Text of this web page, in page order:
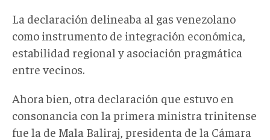
La declaración delineaba al gas venezolano
como instrumento de integración económica,
estabilidad regional y asociación pragmática
entre vecinos.
Ahora bien, otra declaración que estuvo en
consonancia con la primera ministra trinitense
fue la de Mala Baliraj, presidenta de la Cámara